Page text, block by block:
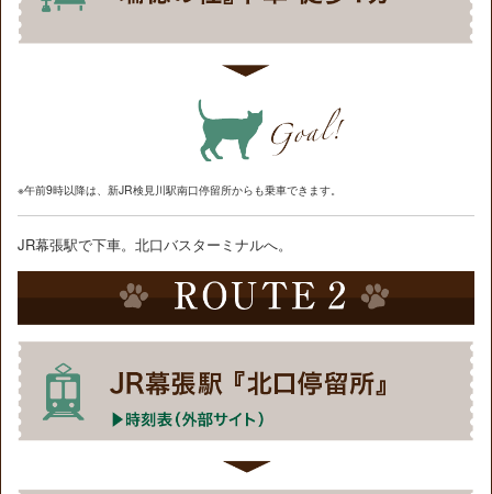
※午前9時以降は、新JR検見川駅南口停留所からも乗車できます。
JR幕張駅で下車。北口バスターミナルへ。